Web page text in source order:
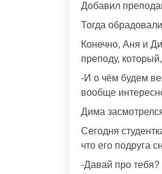
Добавил
Тогда
Конечно, Аня и
преподу,
-И о чём будем
вообще
Дима
Сегодня
что его подруга
-Давай про